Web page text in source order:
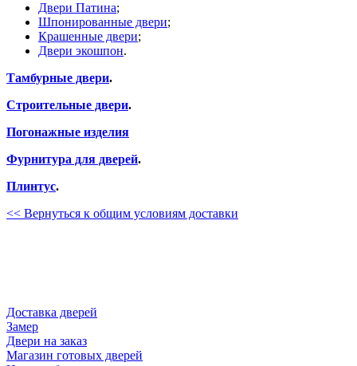
Двери Патина;
Шпонированные двери;
Крашенные двери;
Двери экошпон.
Тамбурные двери.
Строительные двери.
Погонажные изделия
Фурнитура для дверей.
Плинтус.
<< Вернуться к общим условиям доставки
Доставка дверей
Замер
Двери на заказ
Магазин готовых дверей